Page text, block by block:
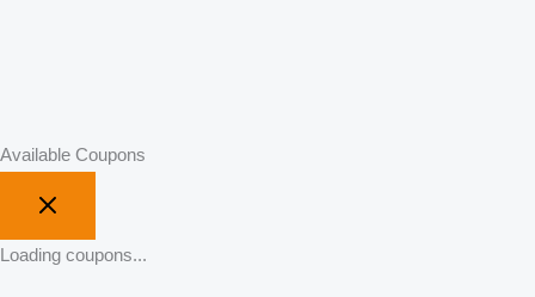
Available Coupons
Loading coupons...